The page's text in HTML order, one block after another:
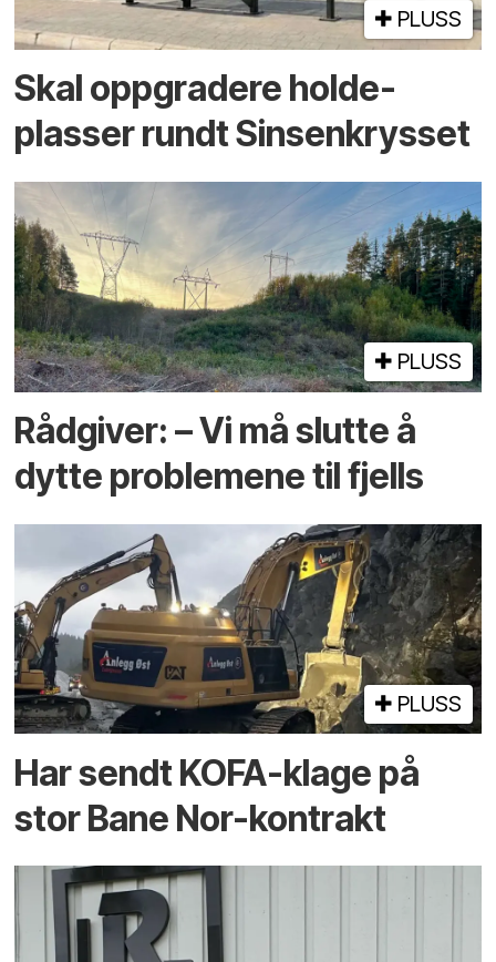
PLUSS
Skal oppgradere holde­
plasser rundt Sinsenkrysset
PLUSS
Rådgiver: – Vi må slutte å
dytte problemene til fjells
PLUSS
Har sendt KOFA-klage på
stor Bane Nor-kontrakt